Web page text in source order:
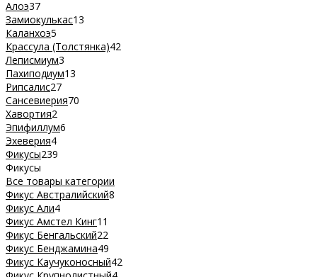
Алоэ37
Замиокулькас13
Каланхоэ5
Крассула (Толстянка)42
Леписмиум3
Пахиподиум13
Рипсалис27
Сансевиерия70
Хавортия2
Эпифиллум6
Эхеверия4
Фикусы239
Фикусы
Все товары категории
Фикус Австралийский8
Фикус Али4
Фикус Амстел Кинг11
Фикус Бенгальский22
Фикус Бенджамина49
Фикус Каучуконосный42